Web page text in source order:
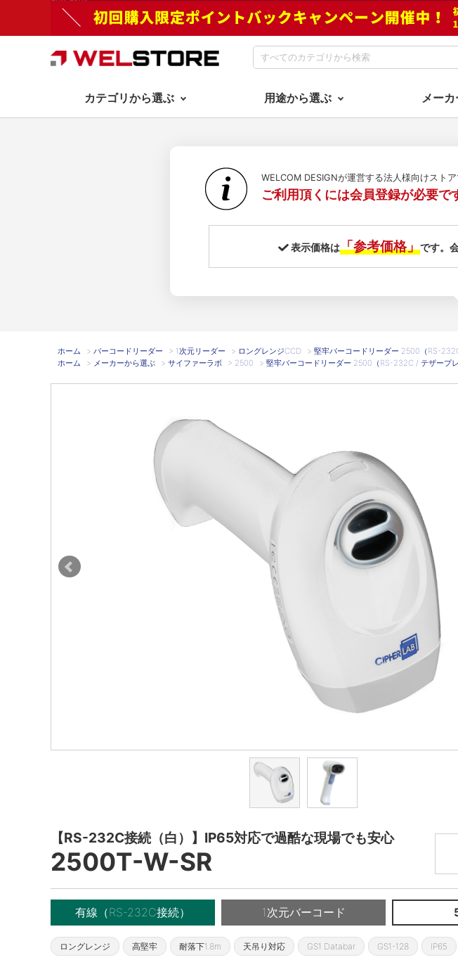
カテゴリから選ぶ 用途から選ぶ メー
WELCOM DESIGNが運営する法人様向けストア
ご利用頂くには会員登録が必要で
表示価格は「参考価格」です。
ホーム > バーコードリーダー > 1次元リーダー > ロングレンジCCD > 堅牢バーコードリーダー 2500（RS-
ホーム
> メーカーから選ぶ > サイファーラボ > 2500 > 堅牢バーコードリーダー 2500（RS-232C / テザープ
【RS-232C接続（白）】IP65対応で過酷な現場でも安心
2500T-W-SR
有線（RS-232C接続） 1次元バーコード
ロングレンジ 高堅牢 耐落下1.8m 天吊り対応 GS1 Databar GS1-128 IP65